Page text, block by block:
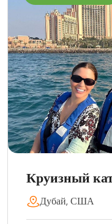
Круизный
Дубай, США